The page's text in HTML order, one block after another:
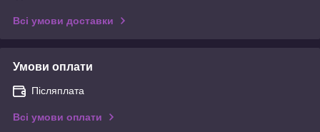
Всі умови доставки
Умови оплати
Післяплата
Всі умови оплати